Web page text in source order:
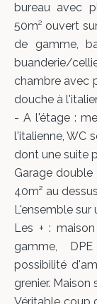
bureau avec
50m² ouvert
de gamme,
buanderie/
chambre avec
douche à
- A l'étage :
l'italienne, WC
dont une suite
Garage
40m² au
L'ensemble sur
Les + :
gamme,
possibilité
grenier. Maison